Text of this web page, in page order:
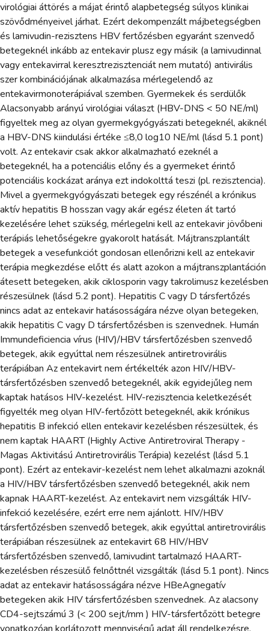
virológiai áttörés a májat érintő alapbetegség súlyos klinikai
szövődményeivel járhat. Ezért dekompenzált májbetegségben
és lamivudin-rezisztens HBV fertőzésben egyaránt szenvedő
betegeknél inkább az entekavir plusz egy másik (a lamivudinnal
vagy entekavirral keresztrezisztenciát nem mutató) antivirális
szer kombinációjának alkalmazása mérlegelendő az
entekavirmonoterápiával szemben. Gyermekek és serdülők
Alacsonyabb arányú virológiai választ (HBV-DNS < 50 NE/ml)
figyeltek meg az olyan gyermekgyógyászati betegeknél, akiknél
a HBV-DNS kiindulási értéke ≤8,0 log10 NE/ml (lásd 5.1 pont)
volt. Az entekavir csak akkor alkalmazható ezeknél a
betegeknél, ha a potenciális előny és a gyermeket érintő
potenciális kockázat aránya ezt indokolttá teszi (pl. rezisztencia).
Mivel a gyermekgyógyászati betegek egy részénél a krónikus
aktív hepatitis B hosszan vagy akár egész életen át tartó
kezelésére lehet szükség, mérlegelni kell az entekavir jövőbeni
terápiás lehetőségekre gyakorolt hatását. Májtranszplantált
betegek a vesefunkciót gondosan ellenőrizni kell az entekavir
terápia megkezdése előtt és alatt azokon a májtranszplantáción
átesett betegeken, akik ciklosporin vagy takrolimusz kezelésben
részesülnek (lásd 5.2 pont). Hepatitis C vagy D társfertőzés
nincs adat az entekavir hatásosságára nézve olyan betegeken,
akik hepatitis C vagy D társfertőzésben is szenvednek. Humán
Immundeficiencia vírus (HIV)/HBV társfertőzésben szenvedő
betegek, akik egyúttal nem részesülnek antiretrovirális
terápiában Az entekavirt nem értékelték azon HIV/HBV-
társfertőzésben szenvedő betegeknél, akik egyidejűleg nem
kaptak hatásos HIV-kezelést. HIV-rezisztencia keletkezését
figyelték meg olyan HIV-fertőzött betegeknél, akik krónikus
hepatitis B infekció ellen entekavir kezelésben részesültek, és
nem kaptak HAART (Highly Active Antiretroviral Therapy -
Magas Aktivitású Antiretrovirális Terápia) kezelést (lásd 5.1
pont). Ezért az entekavir-kezelést nem lehet alkalmazni azoknál
a HIV/HBV társfertőzésben szenvedő betegeknél, akik nem
kapnak HAART-kezelést. Az entekavirt nem vizsgálták HIV-
infekció kezelésére, ezért erre nem ajánlott. HIV/HBV
társfertőzésben szenvedő betegek, akik egyúttal antiretrovirális
terápiában részesülnek az entekavirt 68 HIV/HBV
társfertőzésben szenvedő, lamivudint tartalmazó HAART-
kezelésben részesülő felnőttnél vizsgálták (lásd 5.1 pont). Nincs
adat az entekavir hatásosságára nézve HBeAgnegatív
betegeken akik HIV társfertőzésben szenvednek. Az alacsony
CD4-sejtszámú 3 (< 200 sejt/mm ) HIV-társfertőzött betegre